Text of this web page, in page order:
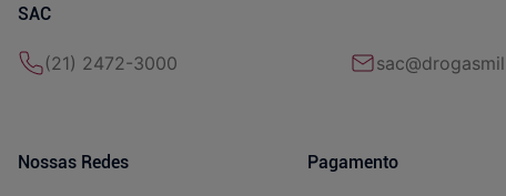
SAC
(21) 2472-3000
Nossas Redes Pagamento